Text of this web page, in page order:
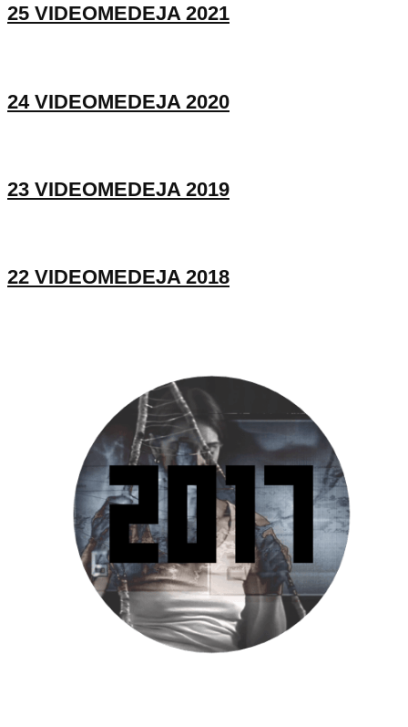
25 VIDEOMEDEJA 2021
24 VIDEOMEDEJA 2020
23 VIDEOMEDEJA 2019
22 VIDEOMEDEJA 2018